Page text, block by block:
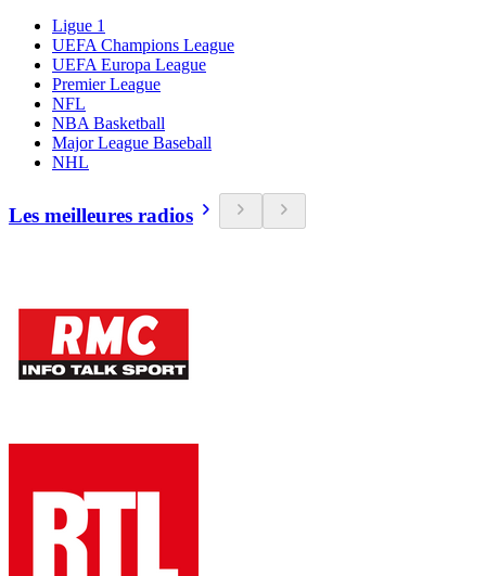
Ligue 1
UEFA Champions League
UEFA Europa League
Premier League
NFL
NBA Basketball
Major League Baseball
NHL
Les meilleures radios